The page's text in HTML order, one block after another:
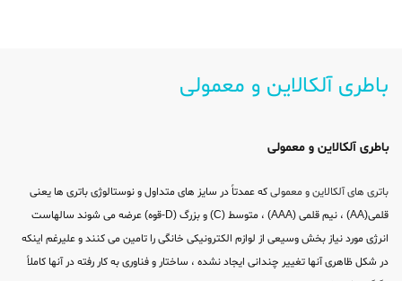
باطری آلکالاین و معمولی
باطری آلکالاین و معمولی
باتری های آلکالاین و معمولیکه عمدتاً در سایز های متداول و نوستالوژی باتری ها یعنی
قلمی(AA) ، نیم قلمی (AAA) ، متوسط (C) و بزرگ (D-قوه) عرضه می شوند سالهاست
انرژی مورد نیاز بخش وسیعی از لوازم الکترونیکی خانگی را تامین می کنند و علیرغم اینکه
در شکل ظاهری آنها تغییر چندانی ایجاد نشده ، ساختار و فناوری به کار رفته در آنها کاملاً